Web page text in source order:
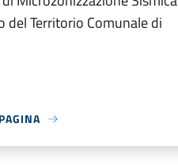
del Territorio Comunale di